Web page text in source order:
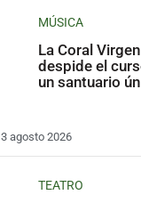
MÚSICA
La Coral
despide el
un santuario
3 agosto 2026
TEATRO